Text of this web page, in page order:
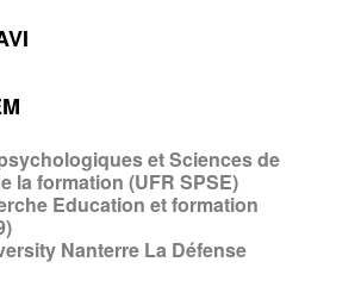
et Sciences de
la formation (UFR SPSE)
Education et formation
Nanterre La Défense